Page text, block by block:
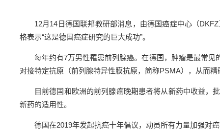
12月14日德国联邦教研部消息，由德国癌症中心（
格表示“这是德国癌症研究的巨大成功”。
每年约有7万男性罹患前列腺癌。在德国，肿瘤是最常
对接特定抗原（前列腺特异性膜抗原，简称PSMA），从而
目前德国和欧洲的前列腺癌晚期患者将从新药中收益，
新药的适用性。
德国在2019年发起抗癌十年倡议，动员所有力量加强对